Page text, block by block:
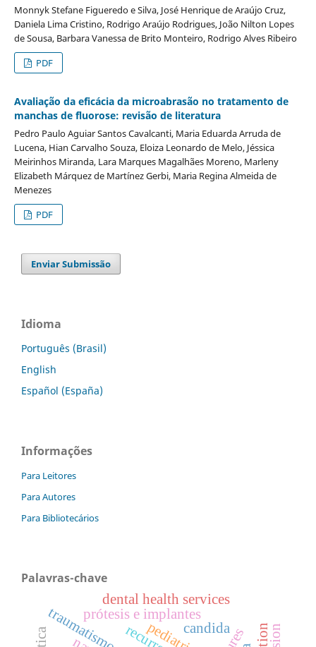
Monnyk Stefane Figueredo e Silva, José Henrique de Araújo Cruz,
Daniela Lima Cristino, Rodrigo Araújo Rodrigues, João Nilton Lopes
de Sousa, Barbara Vanessa de Brito Monteiro, Rodrigo Alves Ribeiro
PDF
Avaliação da eficácia da microabrasão no tratamento de
manchas de fluorose: revisão de literatura
Pedro Paulo Aguiar Santos Cavalcanti, Maria Eduarda Arruda de
Lucena, Hian Carvalho Souza, Eloiza Leonardo de Melo, Jéssica
Meirinhos Miranda, Lara Marques Magalhães Moreno, Marleny
Elizabeth Márquez de Martínez Gerbi, Maria Regina Almeida de
Menezes
PDF
Enviar Submissão
Idioma
Português (Brasil)
English
Español (España)
Informações
Para Leitores
Para Autores
Para Bibliotecários
Palavras-chave
prótesis e implantes
pediatria
dental health services
candida